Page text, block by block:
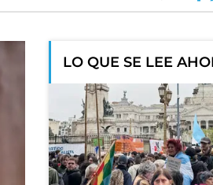
LO QUE SE LEE